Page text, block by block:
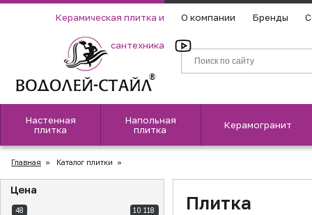
Керамическая плитка и
сантехника
О компании Бренды
Настенная
плитка
Напольная
плитка
Керамогранит
Главная » Каталог плитки »
Цена
48 10 118 Плитка